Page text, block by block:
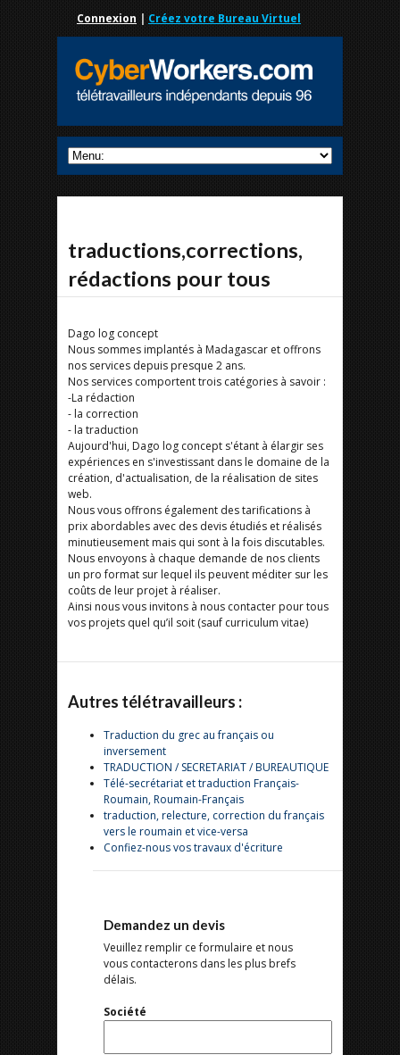
Connexion | Créez votre Bureau Virtuel
traductions,corrections,
rédactions pour tous
Dago log concept
Nous sommes implantés à Madagascar et offrons
nos services depuis presque 2 ans.
Nos services comportent trois catégories à savoir :
-La rédaction
- la correction
- la traduction
Aujourd'hui, Dago log concept s'étant à élargir ses
expériences en s'investissant dans le domaine de la
création, d'actualisation, de la réalisation de sites
web.
Nous vous offrons également des tarifications à
prix abordables avec des devis étudiés et réalisés
minutieusement mais qui sont à la fois discutables.
Nous envoyons à chaque demande de nos clients
un pro format sur lequel ils peuvent méditer sur les
coûts de leur projet à réaliser.
Ainsi nous vous invitons à nous contacter pour tous
vos projets quel qu’il soit (sauf curriculum vitae)
Autres télétravailleurs :
Traduction du grec au français ou
inversement
TRADUCTION / SECRETARIAT / BUREAUTIQUE
Télé-secrétariat et traduction Français-
Roumain, Roumain-Français
traduction, relecture, correction du français
vers le roumain et vice-versa
Confiez-nous vos travaux d'écriture
Demandez un devis
Veuillez remplir ce formulaire et nous
vous contacterons dans les plus brefs
délais.
Société